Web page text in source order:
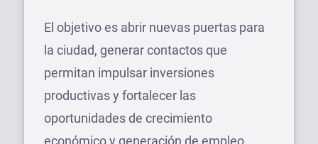
El objetivo es abrir nuevas puertas para
la ciudad, generar contactos que
permitan impulsar inversiones
productivas y fortalecer las
oportunidades de crecimiento
económico y generación de empleo.